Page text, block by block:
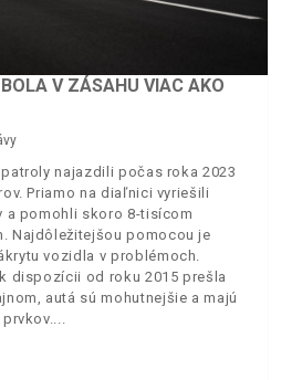
V ZÁSAHU VIAC AKO
najazdili počas roka 2023
Priamo na diaľnici vyriešili
a pomohli skoro 8-tisícom
Najdôležitejšou pomocou je
vozidla v problémoch.
dispozícii od roku 2015 prešla
autá sú mohutnejšie a majú